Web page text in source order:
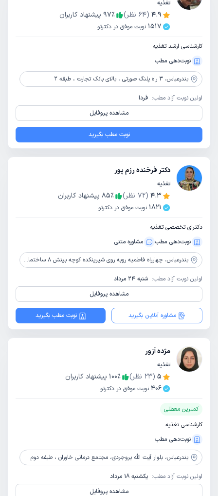
تغذیه
4.9
(
64 نظر) 97٪
پیشنهاد کاربران
1517 نوبت موفق در دکترتو
کارشناسی ارشد تغذیه
نوبت‌دهی مطب
بندرعباس، 3 راه پلنگ صورتی ، بالای بانک تجارت ، طبقه 2
اولین نوبت آزاد مطب: فردا
مشاهده پروفایل
نوبت مطب بگیرید
دکتر فرخنده رزم پور
تغذیه
4.3
(
72 نظر) 85٪
پیشنهاد کاربران
1821 نوبت موفق در دکترتو
دکترای تخصصی تغذیه
نوبت‌دهی مطب
مشاوره‌ متنی
بندرعباس، چهارراه فاطمیه روبه روی شیرینکده کوچه بینش 8 ساختمان پارسه طبقه ششم
اولین نوبت آزاد مطب: شنبه 24 مرداد
مشاهده پروفایل
مشاوره آنلاین بگیرید نوبت مطب بگیرید
مژده آزور
تغذیه
5
(
23 نظر) 100٪
پیشنهاد کاربران
406 نوبت موفق در دکترتو
کمترین معطلی
کارشناسی تغذیه
نوبت‌دهی مطب
بندرعباس، بلوار آیت الله بروجردی، مجتمع درمانی خاوران ، طبفه دوم
اولین نوبت آزاد مطب: یکشنبه 18 مرداد
مشاهده پروفایل